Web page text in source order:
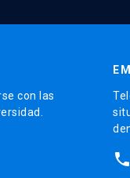
con las
phone